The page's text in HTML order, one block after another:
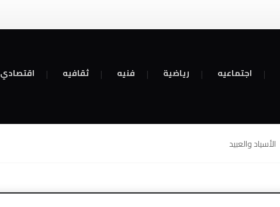
اجتماعيه رياضية فنيه ثقافيه اقتصادي
الأسياد والعبيد